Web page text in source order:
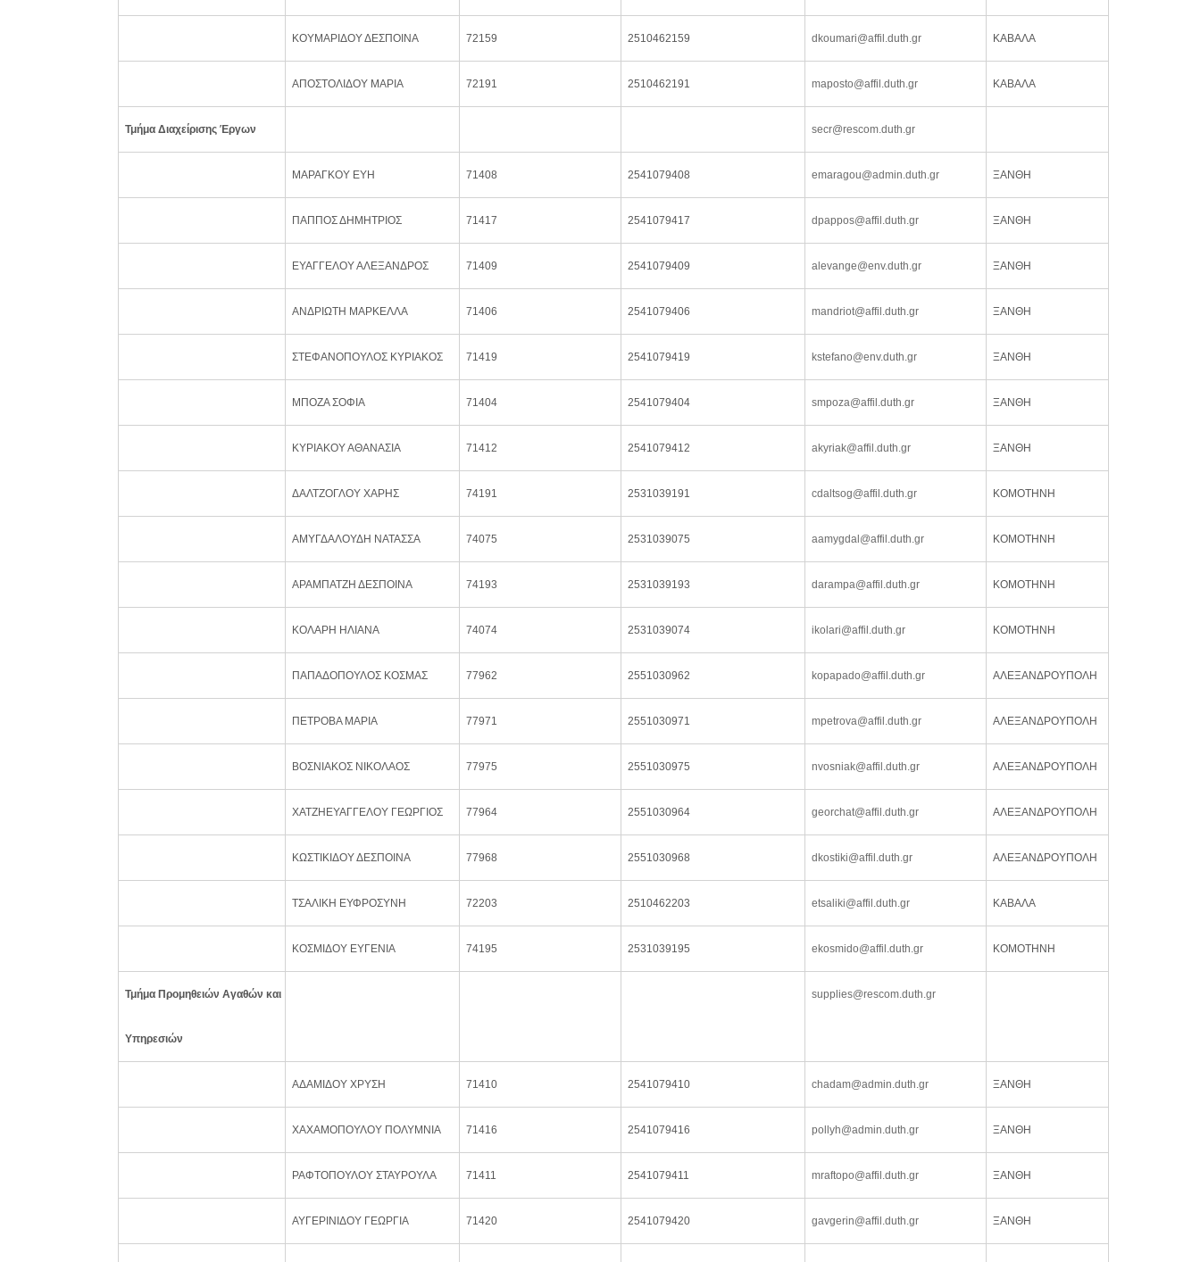
ΚΟΥΜΑΡΙΔΟΥ ΔΕΣΠΟΙΝΑ 72159 2510462159 dkoumari@affil.duth.gr ΚΑΒΑΛΑ
ΑΠΟΣΤΟΛΙΔΟΥ ΜΑΡΙΑ 72191 2510462191 maposto@affil.duth.gr ΚΑΒΑΛΑ
Τμήμα Διαχείρισης Έργων secr@rescom.duth.gr
ΜΑΡΑΓΚΟΥ ΕΥΗ 71408 2541079408 emaragou@admin.duth.gr ΞΑΝΘΗ
ΠΑΠΠΟΣ ΔΗΜΗΤΡΙΟΣ 71417 2541079417 dpappos@affil.duth.gr ΞΑΝΘΗ
ΕΥΑΓΓΕΛΟΥ ΑΛΕΞΑΝΔΡΟΣ 71409 2541079409 alevange@env.duth.gr ΞΑΝΘΗ
ΑΝΔΡΙΩΤΗ ΜΑΡΚΕΛΛΑ 71406 2541079406 mandriot@affil.duth.gr ΞΑΝΘΗ
ΣΤΕΦΑΝΟΠΟΥΛΟΣ ΚΥΡΙΑΚΟΣ 71419 2541079419 kstefano@env.duth.gr ΞΑΝΘΗ
ΜΠΟΖΑ ΣΟΦΙΑ 71404 2541079404 smpoza@affil.duth.gr ΞΑΝΘΗ
ΚΥΡΙΑΚΟΥ ΑΘΑΝΑΣΙΑ 71412 2541079412 akyriak@affil.duth.gr ΞΑΝΘΗ
ΔΑΛΤΖΟΓΛΟΥ ΧΑΡΗΣ 74191 2531039191 cdaltsog@affil.duth.gr ΚΟΜΟΤΗΝΗ
ΑΜΥΓΔΑΛΟΥΔΗ ΝΑΤΑΣΣΑ 74075 2531039075 aamygdal@affil.duth.gr ΚΟΜΟΤΗΝΗ
ΑΡΑΜΠΑΤΖΗ ΔΕΣΠΟΙΝΑ 74193 2531039193 darampa@affil.duth.gr ΚΟΜΟΤΗΝΗ
ΚΟΛΑΡΗ ΗΛΙΑΝΑ 74074 2531039074 ikolari@affil.duth.gr ΚΟΜΟΤΗΝΗ
ΠΑΠΑΔΟΠΟΥΛΟΣ ΚΟΣΜΑΣ 77962 2551030962 kopapado@affil.duth.gr ΑΛΕΞΑΝΔΡΟΥΠΟΛΗ
ΠΕΤΡΟΒΑ ΜΑΡΙΑ 77971 2551030971 mpetrova@affil.duth.gr ΑΛΕΞΑΝΔΡΟΥΠΟΛΗ
ΒΟΣΝΙΑΚΟΣ ΝΙΚΟΛΑΟΣ 77975 2551030975 nvosniak@affil.duth.gr ΑΛΕΞΑΝΔΡΟΥΠΟΛΗ
ΧΑΤΖΗΕΥΑΓΓΕΛΟΥ ΓΕΩΡΓΙΟΣ 77964 2551030964 georchat@affil.duth.gr ΑΛΕΞΑΝΔΡΟΥΠΟΛΗ
ΚΩΣΤΙΚΙΔΟΥ ΔΕΣΠΟΙΝΑ 77968 2551030968 dkostiki@affil.duth.gr ΑΛΕΞΑΝΔΡΟΥΠΟΛΗ
ΤΣΑΛΙΚΗ ΕΥΦΡΟΣΥΝΗ 72203 2510462203 etsaliki@affil.duth.gr ΚΑΒΑΛΑ
ΚΟΣΜΙΔΟΥ ΕΥΓΕΝΙΑ 74195 2531039195 ekosmido@affil.duth.gr ΚΟΜΟΤΗΝΗ
Τμήμα Προμηθειών Αγαθών και
Υπηρεσιών
supplies@rescom.duth.gr
ΑΔΑΜΙΔΟΥ ΧΡΥΣΗ 71410 2541079410 chadam@admin.duth.gr ΞΑΝΘΗ
ΧΑΧΑΜΟΠΟΥΛΟΥ ΠΟΛΥΜΝΙΑ 71416 2541079416 pollyh@admin.duth.gr ΞΑΝΘΗ
ΡΑΦΤΟΠΟΥΛΟΥ ΣΤΑΥΡΟΥΛΑ 71411 2541079411 mraftopo@affil.duth.gr ΞΑΝΘΗ
ΑΥΓΕΡΙΝΙΔΟΥ ΓΕΩΡΓΙΑ 71420 2541079420 gavgerin@affil.duth.gr ΞΑΝΘΗ